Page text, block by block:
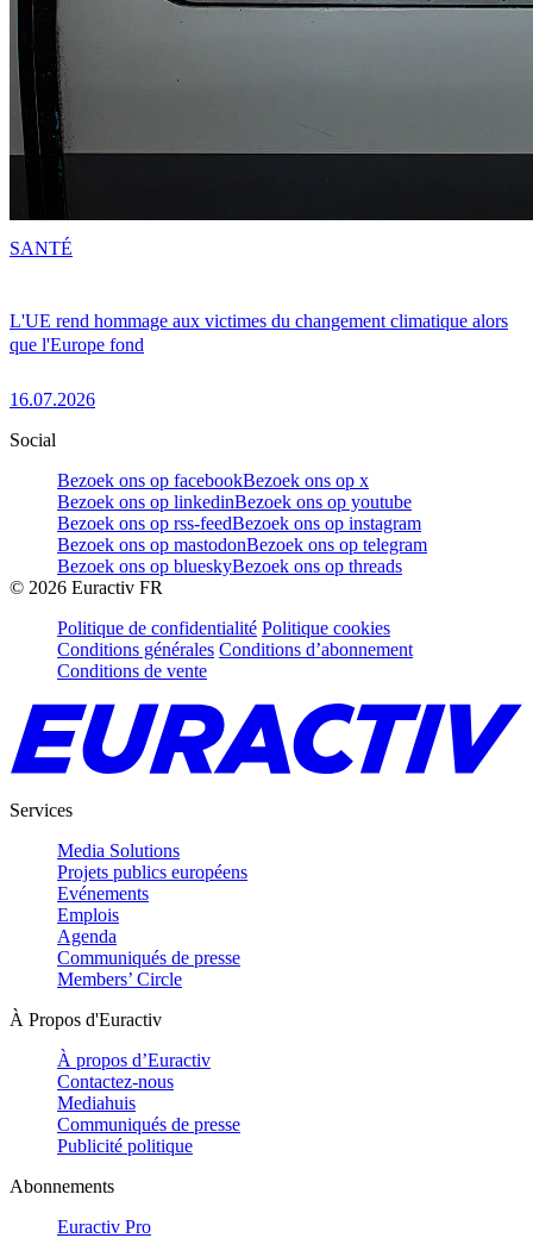
L'UE rend hommage aux victimes du changement climatique alors
que l'Europe fond
16.07.2026
SANTÉ
Social
Bezoek ons op facebookBezoek ons op x
Bezoek ons op linkedinBezoek ons op youtube
Bezoek ons op rss-feedBezoek ons op instagram
Bezoek ons op mastodonBezoek ons op telegram
Bezoek ons op blueskyBezoek ons op threads
© 2026 Euractiv FR
Politique de confidentialité Politique cookies
Conditions générales Conditions d’abonnement
Conditions de vente
Services
Media Solutions
Projets publics européens
Evénements
Emplois
Agenda
Communiqués de presse
Members’ Circle
À Propos d'Euractiv
À propos d’Euractiv
Contactez-nous
Mediahuis
Communiqués de presse
Publicité politique
Abonnements
Euractiv Pro